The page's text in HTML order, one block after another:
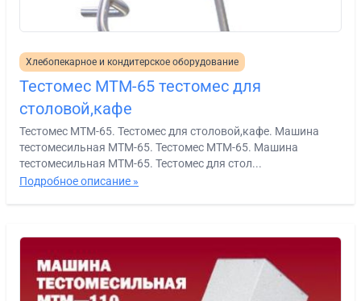
Хлебопекарное и кондитерское оборудование
Тестомес МТМ-65 тестомес для
столовой,кафе
Тестомес МТМ-65. Тестомес для столовой,кафе. Машина
тестомесильная МТМ-65. Тестомес МТМ-65. Машина
тестомесильная МТМ-65. Тестомес для стол...
Подробное описание »